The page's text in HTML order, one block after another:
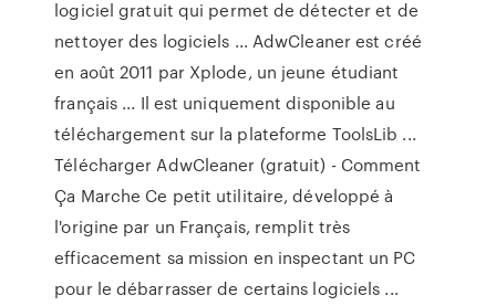
logiciel gratuit qui permet de détecter et de
nettoyer des logiciels ... AdwCleaner est créé
en août 2011 par Xplode, un jeune étudiant
français ... Il est uniquement disponible au
téléchargement sur la plateforme ToolsLib ...
Télécharger AdwCleaner (gratuit) - Comment
Ça Marche Ce petit utilitaire, développé à
l'origine par un Français, remplit très
efficacement sa mission en inspectant un PC
pour le débarrasser de certains logiciels ...